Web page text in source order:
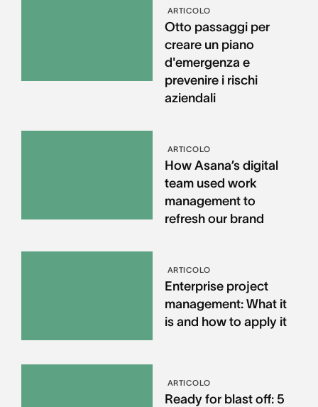
ARTICOLO
Otto passaggi per
creare un piano
d'emergenza e
prevenire i rischi
aziendali
ARTICOLO
How Asana’s digital
team used work
management to
refresh our brand
ARTICOLO
Enterprise project
management: What it
is and how to apply it
ARTICOLO
Ready for blast off: 5